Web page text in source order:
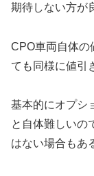
期待しない方が
CPO車両自体の
ても同様に値引
基本的にオプシ
と自体難しいの
はない場合もあ